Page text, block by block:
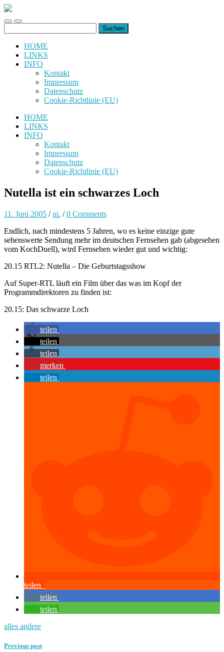
uiuiuiuiuiuiui.de
Toggle
mobile
Toggle
search
nach:
HOME
LINKS
INFO
Kontakt
Impressum
Datenschutz
Cookie-Richtlinie (EU)
HOME
LINKS
INFO
Kontakt
Impressum
Datenschutz
Cookie-Richtlinie (EU)
Nutella ist ein schwarzes Loch
11. Juni 2005 /ui. /0 Comments
Endlich, nach mindestens 5 Jahren, wo es keine einzige gute
sehenswerte Sendung mehr im deutschen Fernsehen gab (abgesehen
vom KochDuell), wird Fernsehen wieder gut und wichtig:
20.15 RTL2: Nutella – Die Geburtstagsshow
Auf Super-RTL läuft ein Film über das was im Kopf der
Programmdirektoren zu finden ist:
20.15: Das schwarze Loch
teilen
teilen
teilen
merken
teilen
teilen
teilen
teilen
alles andere
Previous post